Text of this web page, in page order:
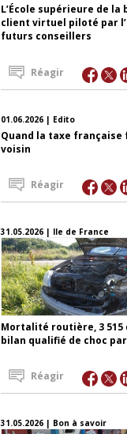
L’École supérieure de la
client virtuel piloté par
futurs conseillers
Réagir
01.06.2026 | Edito
Quand la taxe
voisin
Réagir
31.05.2026 | Ile de France
Mortalité routière, 3 515
bilan qualifié de choc
Réagir
31.05.2026 | Bon à savoir